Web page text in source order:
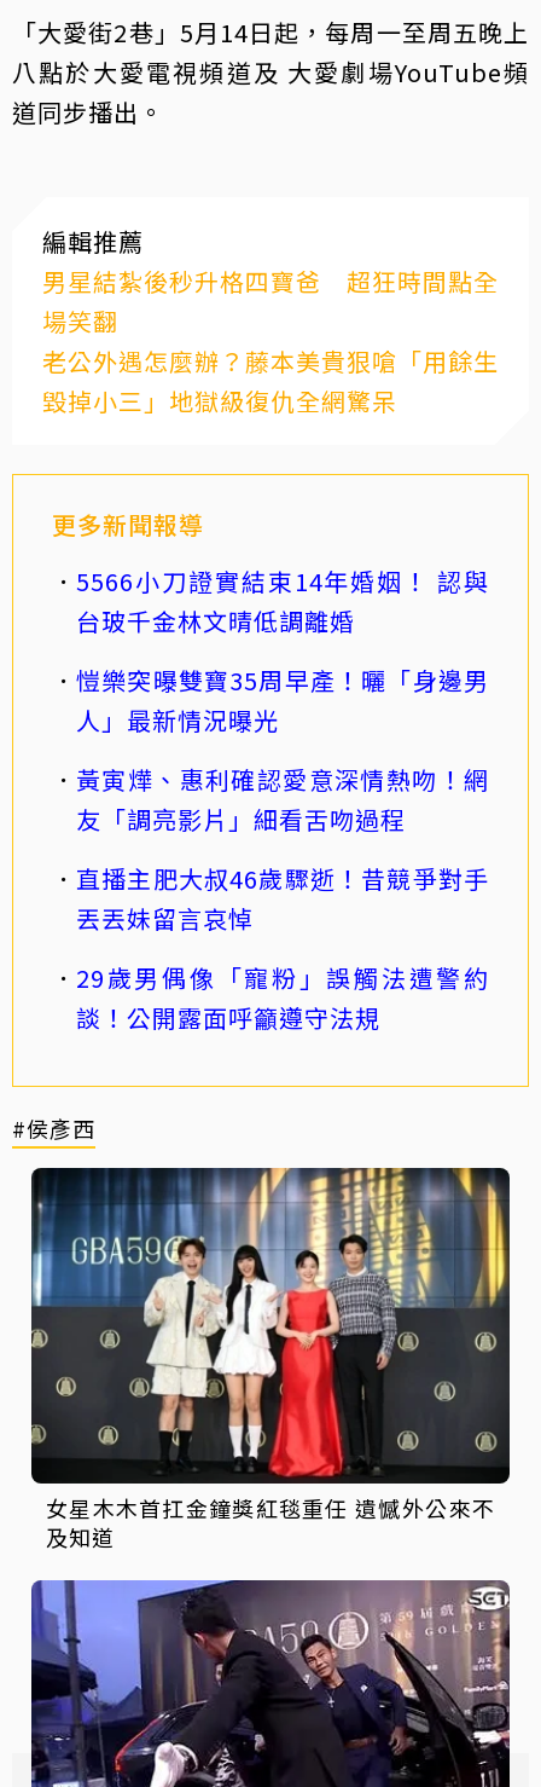
「大愛街2巷」5月14日起，每周一至周五晚上
八點於大愛電視頻道及 大愛劇場YouTube頻
道同步播出。
編輯推薦
男星結紮後秒升格四寶爸 超狂時間點全
場笑翻
老公外遇怎麼辦？藤本美貴狠嗆「用餘生
毀掉小三」地獄級復仇全網驚呆
更多新聞報導
5566小刀證實結束14年婚姻！ 認與
台玻千金林文晴低調離婚
愷樂突曝雙寶35周早產！曬「身邊男
人」最新情況曝光
黃寅燁、惠利確認愛意深情熱吻！網
友「調亮影片」細看舌吻過程
直播主肥大叔46歲驟逝！昔競爭對手
丟丟妹留言哀悼
29歲男偶像「寵粉」誤觸法遭警約
談！公開露面呼籲遵守法規
#侯彥西
女星木木首扛金鐘獎紅毯重任 遺憾外公來不
及知道